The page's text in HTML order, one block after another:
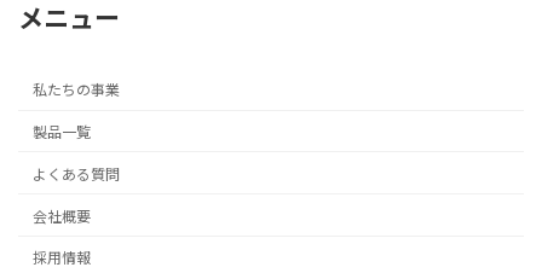
メニュー
私たちの事業
製品一覧
よくある質問
会社概要
採用情報